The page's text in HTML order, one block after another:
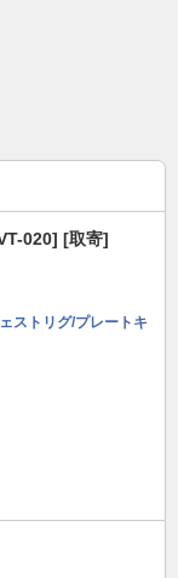
020] [取寄]
ストリグ/プレートキ